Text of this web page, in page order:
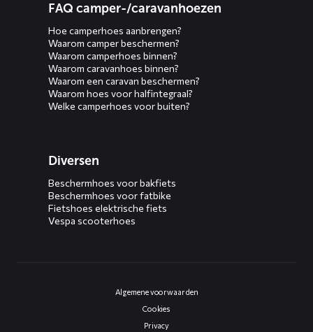
FAQ camper-/caravanhoezen
Hoe camperhoes aanbrengen?
Waarom camper beschermen?
Waarom camperhoes binnen?
Waarom caravanhoes binnen?
Waarom een caravan beschermen?
Waarom hoes voor halfintegraal?
Welke camperhoes voor buiten?
Diversen
Beschermhoes voor bakfiets
Beschermhoes voor fatbike
Fietshoes elektrische fiets
Vespa scooterhoes
Algemene voorwaarden
Cookies
Privacy